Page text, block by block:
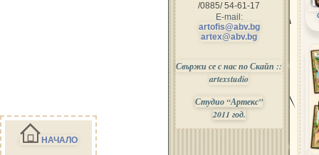
/0885/ 54-61-17
E-mail:
artofis@abv.bg
artex@abv.bg
Свържи се с нас по Скайп ::
artexstudio
Студио “Артекс”
2011 год.
НАЧАЛО